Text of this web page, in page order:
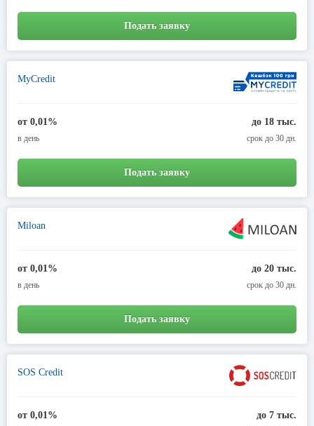
Подать заявку
MyCredit
от 0,01%
в день
до 18 тыс.
срок до 30 дн.
Подать заявку
Miloan
от 0,01%
в день
до 20 тыс.
срок до 30 дн.
Подать заявку
SOS Credit
от 0,01% до 7 тыс.